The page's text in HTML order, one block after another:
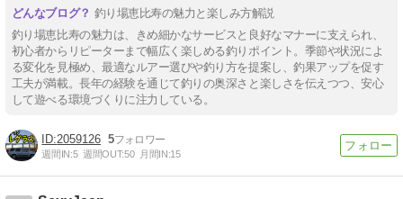
釣り場恵比寿の魅力と楽しみ方解説
釣り場恵比寿の魅力は、きめ細かなサービスと良好なマナーに支えられ、
初心者からリピーターまで幅広く楽しめる釣りポイント。季節や状況によ
る変化を見極め、最適なルアー選びや釣り方を提案し、釣果アップを促す
工夫が満載。長年の経験を通じて釣りの奥深さと楽しさを伝えつつ、安心
して遊べる環境づくりに注力している。
2059126 5
週間IN:5 週間OUT:50 月間IN:15